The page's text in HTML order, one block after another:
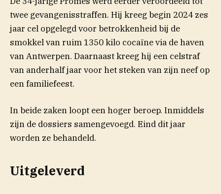
twee gevangenisstraffen. Hij kreeg begin 2024 zes
jaar cel opgelegd voor betrokkenheid bij de
smokkel van ruim 1350 kilo cocaïne via de haven
van Antwerpen. Daarnaast kreeg hij een celstraf
van anderhalf jaar voor het steken van zijn neef op
een familiefeest.
In beide zaken loopt een hoger beroep. Inmiddels
zijn de dossiers samengevoegd. Eind dit jaar
worden ze behandeld.
Uitgeleverd